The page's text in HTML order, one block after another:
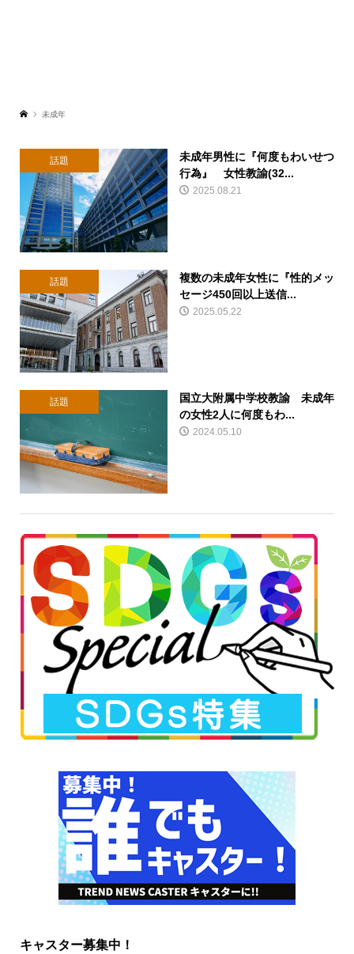
未成年
話題
未成年男性に『何度もわいせつ
行為』 女性教諭(32...
2025.08.21
話題
複数の未成年女性に『性的メッ
セージ450回以上送信...
2025.05.22
話題
国立大附属中学校教諭 未成年
の女性2人に何度もわ...
2024.05.10
キャスター募集中！